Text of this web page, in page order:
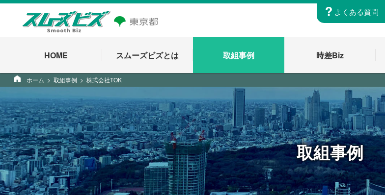
よくある質問
HOME スムーズビズとは 取組事例 時差Biz
ホーム 取組事例 株式会社TOK
取組事例